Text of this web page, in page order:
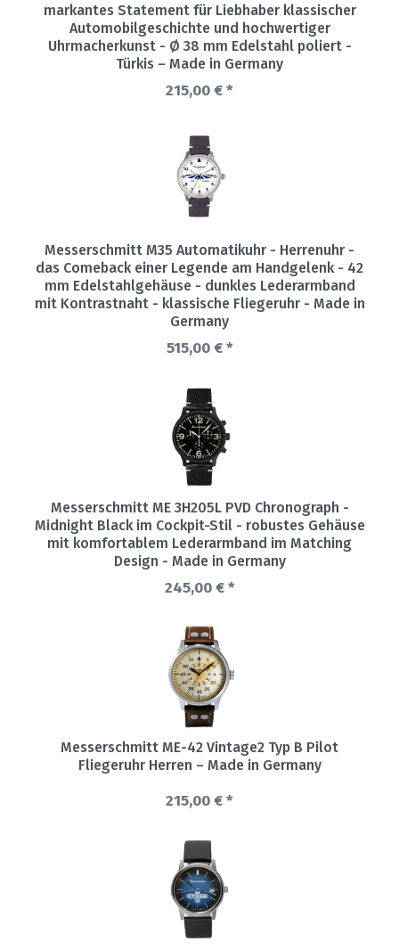
markantes Statement für Liebhaber klassischer
Automobilgeschichte und hochwertiger
Uhrmacherkunst - Ø 38 mm Edelstahl poliert -
Türkis – Made in Germany
215,00 € *
Messerschmitt M35 Automatikuhr - Herrenuhr -
das Comeback einer Legende am Handgelenk - 42
mm Edelstahlgehäuse - dunkles Lederarmband
mit Kontrastnaht - klassische Fliegeruhr - Made in
Germany
515,00 € *
Messerschmitt ME 3H205L PVD Chronograph -
Midnight Black im Cockpit-Stil - robustes Gehäuse
mit komfortablem Lederarmband im Matching
Design - Made in Germany
245,00 € *
Messerschmitt ME-42 Vintage2 Typ B Pilot
Fliegeruhr Herren – Made in Germany
215,00 € *